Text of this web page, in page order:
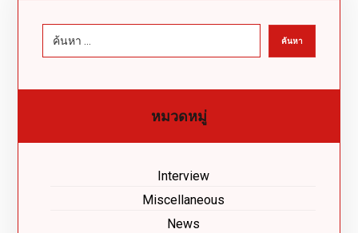
หมวดหมู่
Interview
Miscellaneous
News